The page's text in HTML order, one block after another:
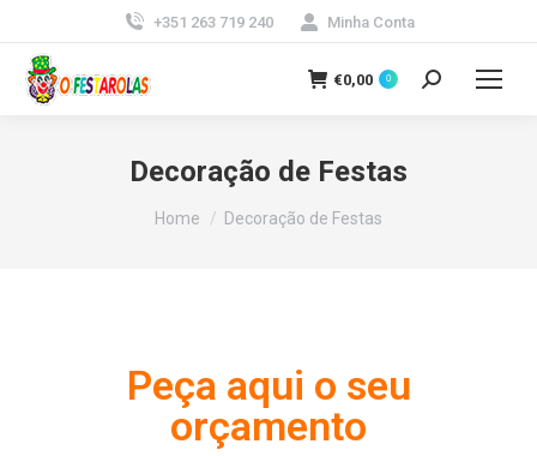
+351 263 719 240 Minha Conta
€0,00 0
Decoração de Festas
You are here:
Home Decoração de Festas
Peça aqui o seu
orçamento